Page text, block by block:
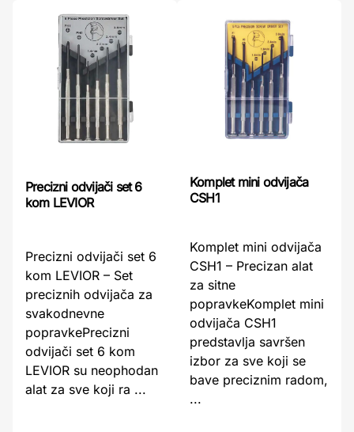
Precizni odvijači set 6
kom LEVIOR
Precizni odvijači set 6
kom LEVIOR – Set
preciznih odvijača za
svakodnevne
popravkePrecizni
odvijači set 6 kom
LEVIOR su neophodan
alat za sve koji ra ...
Komplet mini odvijača
CSH1
Komplet mini odvijača
CSH1 – Precizan alat
za sitne
popravkeKomplet mini
odvijača CSH1
predstavlja savršen
izbor za sve koji se
bave preciznim radom,
...